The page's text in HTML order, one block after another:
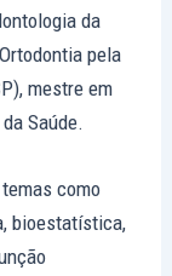
da
pela
mestre em
Saúde.
como
bioestatística,